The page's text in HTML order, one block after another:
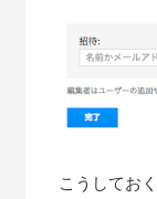
こうしてお